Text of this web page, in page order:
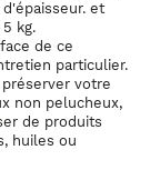
et
kg.
de ce
particulier.
votre
non pelucheux,
de produits
huiles ou